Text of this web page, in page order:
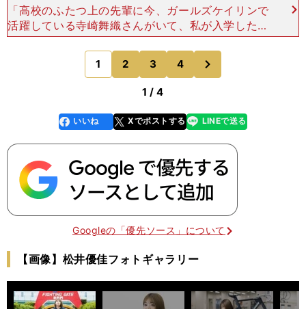
「高校のふたつ上の先輩に今、ガールズケイリンで
活躍している寺崎舞織さんがいて、私が入学した時
にはすでにナショナルチームに選ばれていました。
毎月、代表の合宿に呼ばれている姿に憧れていたん
ですけど、すぐに
1 2 3 4
のページへ
1 / 4
faceboo
k
いいね Xでポストする
line LINEで送る
Googleの「優先ソース」について
【画像】松井優佳フォトギャラリー